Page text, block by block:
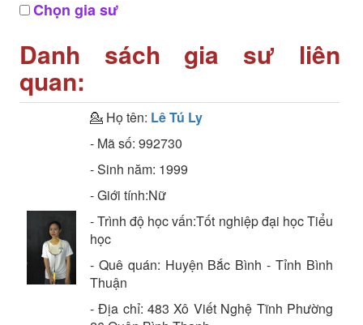
Chọn gia sư
Danh sách gia sư liên
quan:
💁 Họ tên: Lê Tú Ly
- Mã số: 992730
- Sinh năm: 1999
- Giới tính:Nữ
- Trình độ học vấn:Tốt nghiệp đại họcTiểu
học
- Quê quán: Huyện Bắc Bình - Tỉnh Bình
Thuận
- Địa chỉ:483 Xô Viết Nghệ Tĩnh Phường